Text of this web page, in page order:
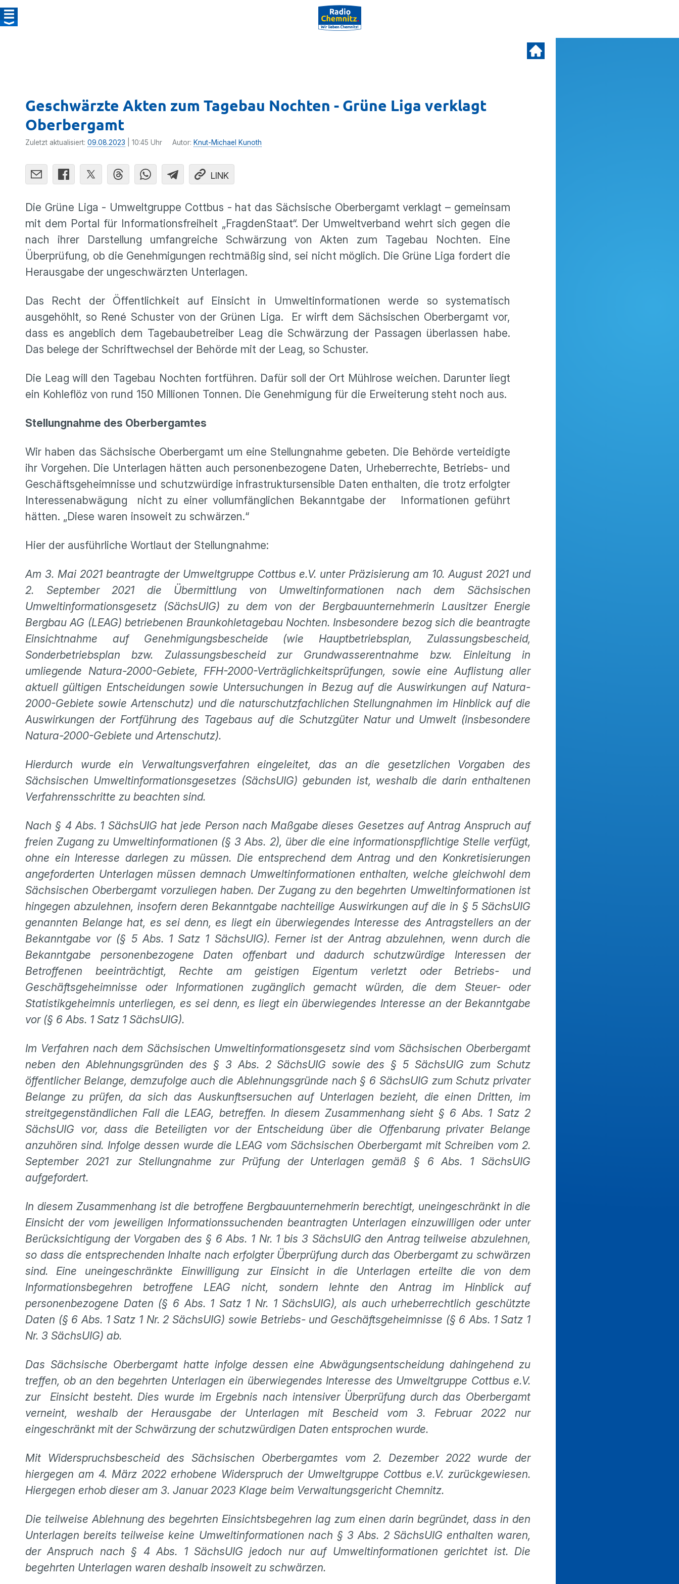
Geschwärzte Akten zum Tagebau Nochten - Grüne Liga verklagt
Oberbergamt
Zuletzt aktualisiert: 09.08.2023 | 10:45 Uhr Autor: Knut-Michael Kunoth
LINK
Die Grüne Liga - Umweltgruppe Cottbus - hat das Sächsische Oberbergamt verklagt – gemeinsam
mit dem Portal für Informationsfreiheit „FragdenStaat“. Der Umweltverband wehrt sich gegen die
nach ihrer Darstellung umfangreiche Schwärzung von Akten zum Tagebau Nochten. Eine
Überprüfung, ob die Genehmigungen rechtmäßig sind, sei nicht möglich. Die Grüne Liga fordert die
Herausgabe der ungeschwärzten Unterlagen.
Das Recht der Öffentlichkeit auf Einsicht in Umweltinformationen werde so systematisch
ausgehöhlt, so René Schuster von der Grünen Liga. Er wirft dem Sächsischen Oberbergamt vor,
dass es angeblich dem Tagebaubetreiber Leag die Schwärzung der Passagen überlassen habe.
Das belege der Schriftwechsel der Behörde mit der Leag, so Schuster.
Die Leag will den Tagebau Nochten fortführen. Dafür soll der Ort Mühlrose weichen. Darunter liegt
ein Kohleflöz von rund 150 Millionen Tonnen. Die Genehmigung für die Erweiterung steht noch aus.
Stellungnahme des Oberbergamtes
Wir haben das Sächsische Oberbergamt um eine Stellungnahme gebeten. Die Behörde verteidigte
ihr Vorgehen. Die Unterlagen hätten auch personenbezogene Daten, Urheberrechte, Betriebs- und
Geschäftsgeheimnisse und schutzwürdige infrastruktursensible Daten enthalten, die trotz erfolgter
Interessenabwägung nicht zu einer vollumfänglichen Bekanntgabe der Informationen geführt
hätten. „Diese waren insoweit zu schwärzen.“
Hier der ausführliche Wortlaut der Stellungnahme:
Am 3. Mai 2021 beantragte der Umweltgruppe Cottbus e.V. unter Präzisierung am 10. August 2021 und
2. September 2021 die Übermittlung von Umweltinformationen nach dem Sächsischen
Umweltinformationsgesetz (SächsUIG) zu dem von der Bergbauunternehmerin Lausitzer Energie
Bergbau AG (LEAG) betriebenen Braunkohletagebau Nochten. Insbesondere bezog sich die beantragte
Einsichtnahme auf Genehmigungsbescheide (wie Hauptbetriebsplan, Zulassungsbescheid,
Sonderbetriebsplan bzw. Zulassungsbescheid zur Grundwasserentnahme bzw. Einleitung in
umliegende Natura-2000-Gebiete, FFH-2000-Verträglichkeitsprüfungen, sowie eine Auflistung aller
aktuell gültigen Entscheidungen sowie Untersuchungen in Bezug auf die Auswirkungen auf Natura-
2000-Gebiete sowie Artenschutz) und die naturschutzfachlichen Stellungnahmen im Hinblick auf die
Auswirkungen der Fortführung des Tagebaus auf die Schutzgüter Natur und Umwelt (insbesondere
Natura-2000-Gebiete und Artenschutz).
Hierdurch wurde ein Verwaltungsverfahren eingeleitet, das an die gesetzlichen Vorgaben des
Sächsischen Umweltinformationsgesetzes (SächsUIG) gebunden ist, weshalb die darin enthaltenen
Verfahrensschritte zu beachten sind.
Nach § 4 Abs. 1 SächsUIG hat jede Person nach Maßgabe dieses Gesetzes auf Antrag Anspruch auf
freien Zugang zu Umweltinformationen (§ 3 Abs. 2), über die eine informationspflichtige Stelle verfügt,
ohne ein Interesse darlegen zu müssen. Die entsprechend dem Antrag und den Konkretisierungen
angeforderten Unterlagen müssen demnach Umweltinformationen enthalten, welche gleichwohl dem
Sächsischen Oberbergamt vorzuliegen haben. Der Zugang zu den begehrten Umweltinformationen ist
hingegen abzulehnen, insofern deren Bekanntgabe nachteilige Auswirkungen auf die in § 5 SächsUIG
genannten Belange hat, es sei denn, es liegt ein überwiegendes Interesse des Antragstellers an der
Bekanntgabe vor (§ 5 Abs. 1 Satz 1 SächsUIG). Ferner ist der Antrag abzulehnen, wenn durch die
Bekanntgabe personenbezogene Daten offenbart und dadurch schutzwürdige Interessen der
Betroffenen beeinträchtigt, Rechte am geistigen Eigentum verletzt oder Betriebs- und
Geschäftsgeheimnisse oder Informationen zugänglich gemacht würden, die dem Steuer- oder
Statistikgeheimnis unterliegen, es sei denn, es liegt ein überwiegendes Interesse an der Bekanntgabe
vor (§ 6 Abs. 1 Satz 1 SächsUIG).
Im Verfahren nach dem Sächsischen Umweltinformationsgesetz sind vom Sächsischen Oberbergamt
neben den Ablehnungsgründen des § 3 Abs. 2 SächsUIG sowie des § 5 SächsUIG zum Schutz
öffentlicher Belange, demzufolge auch die Ablehnungsgründe nach § 6 SächsUIG zum Schutz privater
Belange zu prüfen, da sich das Auskunftsersuchen auf Unterlagen bezieht, die einen Dritten, im
streitgegenständlichen Fall die LEAG, betreffen. In diesem Zusammenhang sieht § 6 Abs. 1 Satz 2
SächsUIG vor, dass die Beteiligten vor der Entscheidung über die Offenbarung privater Belange
anzuhören sind. Infolge dessen wurde die LEAG vom Sächsischen Oberbergamt mit Schreiben vom 2.
September 2021 zur Stellungnahme zur Prüfung der Unterlagen gemäß § 6 Abs. 1 SächsUIG
aufgefordert.
In diesem Zusammenhang ist die betroffene Bergbauunternehmerin berechtigt, uneingeschränkt in die
Einsicht der vom jeweiligen Informationssuchenden beantragten Unterlagen einzuwilligen oder unter
Berücksichtigung der Vorgaben des § 6 Abs. 1 Nr. 1 bis 3 SächsUIG den Antrag teilweise abzulehnen,
so dass die entsprechenden Inhalte nach erfolgter Überprüfung durch das Oberbergamt zu schwärzen
sind. Eine uneingeschränkte Einwilligung zur Einsicht in die Unterlagen erteilte die von dem
Informationsbegehren betroffene LEAG nicht, sondern lehnte den Antrag im Hinblick auf
personenbezogene Daten (§ 6 Abs. 1 Satz 1 Nr. 1 SächsUIG), als auch urheberrechtlich geschützte
Daten (§ 6 Abs. 1 Satz 1 Nr. 2 SächsUIG) sowie Betriebs- und Geschäftsgeheimnisse (§ 6 Abs. 1 Satz 1
Nr. 3 SächsUIG) ab.
Das Sächsische Oberbergamt hatte infolge dessen eine Abwägungsentscheidung dahingehend zu
treffen, ob an den begehrten Unterlagen ein überwiegendes Interesse des Umweltgruppe Cottbus e.V.
zur Einsicht besteht. Dies wurde im Ergebnis nach intensiver Überprüfung durch das Oberbergamt
verneint, weshalb der Herausgabe der Unterlagen mit Bescheid vom 3. Februar 2022 nur
eingeschränkt mit der Schwärzung der schutzwürdigen Daten entsprochen wurde.
Mit Widerspruchsbescheid des Sächsischen Oberbergamtes vom 2. Dezember 2022 wurde der
hiergegen am 4. März 2022 erhobene Widerspruch der Umweltgruppe Cottbus e.V. zurückgewiesen.
Hiergegen erhob dieser am 3. Januar 2023 Klage beim Verwaltungsgericht Chemnitz.
Die teilweise Ablehnung des begehrten Einsichtsbegehren lag zum einen darin begründet, dass in den
Unterlagen bereits teilweise keine Umweltinformationen nach § 3 Abs. 2 SächsUIG enthalten waren,
der Anspruch nach § 4 Abs. 1 SächsUIG jedoch nur auf Umweltinformationen gerichtet ist. Die
begehrten Unterlagen waren deshalb insoweit zu schwärzen.